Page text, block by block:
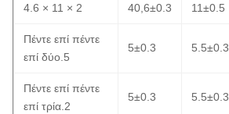
4.6 × 11 × 2 40,6±0.3 11±0.5
Πέντε επί πέντε
επί δύο.5
5±0.3 5.5±0.3
Πέντε επί πέντε
επί τρία.2
5±0.3 5.5±0.3